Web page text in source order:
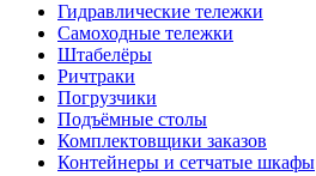
Гидравлические тележки
Самоходные тележки
Штабелёры
Ричтраки
Погрузчики
Подъёмные столы
Комплектовщики заказов
Контейнеры и сетчатые шкафы